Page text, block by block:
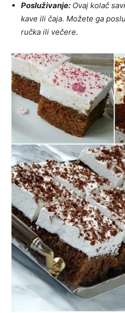
Posluživanje: Ovaj kolač
kave ili čaja. Možete ga
ručka ili večere.